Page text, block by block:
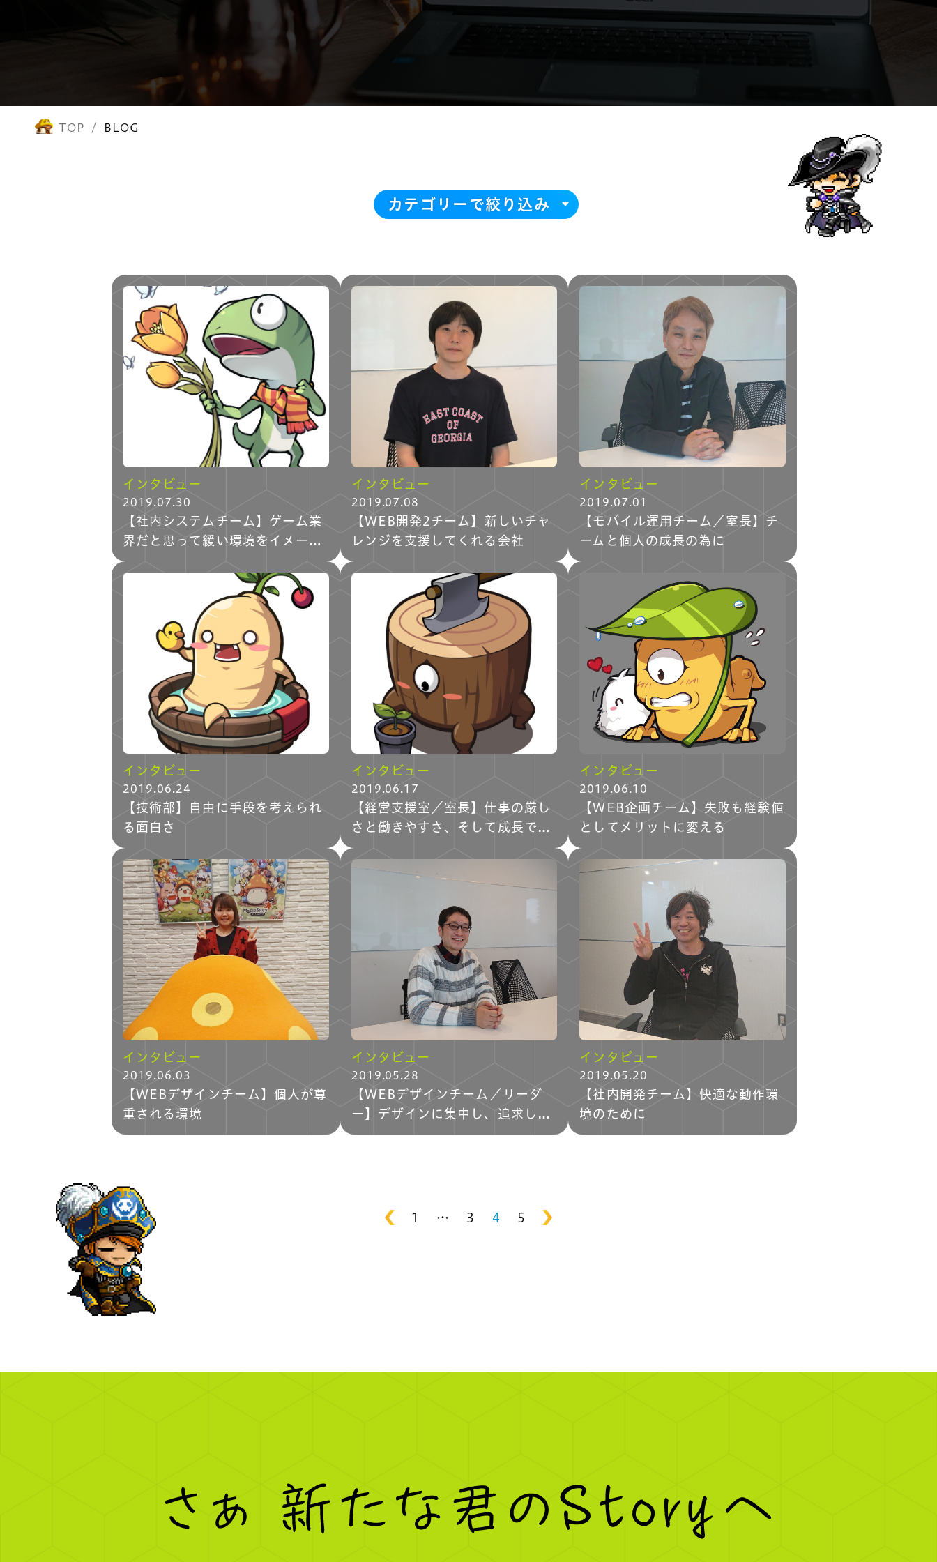
トップ
コンセプト
会社紹介
職場紹介
仕事紹介/募集職種
社員紹介
福利厚生
キャリア形成/研修制度
ブログ
個人情報保護方針
TOP BLOG
インタビュー
2019.07.30
【社内システムチーム】ゲーム業
界だと思って緩い環境をイメージ
すると・・・。
インタビュー
2019.07.08
【WEB開発2チーム】新しいチャ
レンジを支援してくれる会社
インタビュー
2019.07.01
【モバイル運用チーム／室長】チ
ームと個人の成長の為に
インタビュー
2019.06.24
【技術部】自由に手段を考えられ
る面白さ
インタビュー
2019.06.17
【経営支援室／室長】仕事の厳し
さと働きやすさ、そして成長でき
る環境がここに。
インタビュー
2019.06.10
【WEB企画チーム】失敗も経験値
としてメリットに変える
インタビュー
2019.06.03
【WEBデザインチーム】個人が尊
重される環境
インタビュー
2019.05.28
【WEBデザインチーム／リーダ
ー】デザインに集中し、追求して
いける魅力
インタビュー
2019.05.20
【社内開発チーム】快適な動作環
境のために
1 … 3 4 5